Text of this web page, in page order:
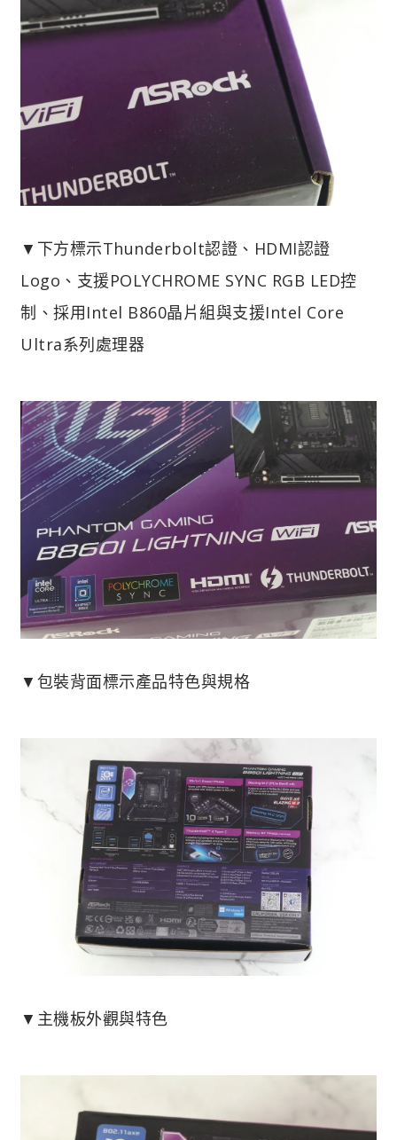
▼下方標示Thunderbolt認證、HDMI認證
Logo、支援POLYCHROME SYNC RGB LED控
制、採用Intel B860晶片組與支援Intel Core
Ultra系列處理器
▼包裝背面標示產品特色與規格
▼主機板外觀與特色